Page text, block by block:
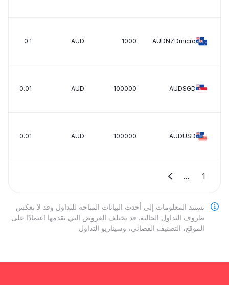
AUDNZDmicro
1000
AUD
0.1
AUDSGD
100000
AUD
0.01
AUDUSD
100000
AUD
0.01
1
...
تستند المعلومات إلى أحدث البيانات المتاحة للتداول وقد لا تعكس
ظروف التداول الحالية. قد تختلف العروض التي نقدمها اعتمادًا على
الموقع، التصنيف القضائي، وسيناريو التداول.